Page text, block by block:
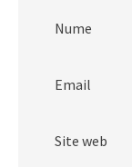
Nume
Email
Site web